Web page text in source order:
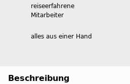
reiseerfahrene
Mitarbeiter
alles aus einer Hand
Beschreibung